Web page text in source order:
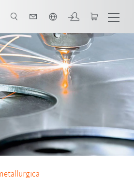
futuristiche Casi di studio